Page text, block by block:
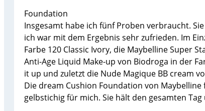
Foundation
Insgesamt habe ich fünf Proben verbraucht.
ich war mit dem Ergebnis sehr zufrieden. Im
Farbe 120 Classic Ivory, die Maybelline Super
Anti-Age Liquid Make-up von Biodroga in der
it up und zuletzt die Nude Magique BB cream
Die dream Cushion Foundation von
gelbstichig für mich. Sie hält den gesamten